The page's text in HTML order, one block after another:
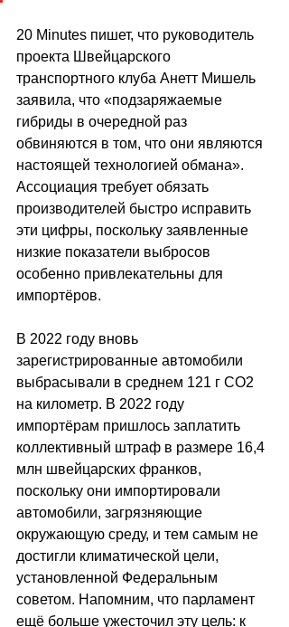
20 Minutes пишет, что руководитель
проекта Швейцарского
транспортного клуба Анетт Мишель
заявила, что «подзаряжаемые
гибриды в очередной раз
обвиняются в том, что они являются
настоящей технологией обмана».
Ассоциация требует обязать
производителей быстро исправить
эти цифры, поскольку заявленные
низкие показатели выбросов
особенно привлекательны для
импортёров.
В 2022 году вновь
зарегистрированные автомобили
выбрасывали в среднем 121 г CO2
на километр. В 2022 году
импортёрам пришлось заплатить
коллективный штраф в размере 16,4
млн швейцарских франков,
поскольку они импортировали
автомобили, загрязняющие
окружающую среду, и тем самым не
достигли климатической цели,
установленной Федеральным
советом. Напомним, что парламент
ещё больше ужесточил эту цель: к